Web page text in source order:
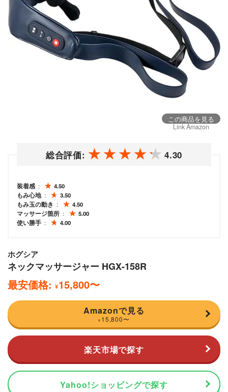
この商品を見る
Link Amazon
総合評価: 4.30
装着感
4.50
もみ心地
3.50
もみ玉の動き
4.50
マッサージ箇所
5.00
使い勝手
4.00
ホグシア
ネックマッサージャー HGX-158R
最安価格: ¥15,800〜
Amazonで見る
¥ 15,800〜
楽天市場で探す
Yahoo!ショッピングで探す